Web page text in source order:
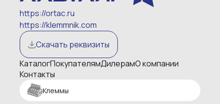
https://ortac.ru
https://klemmnik.com
Скачать реквизиты
КаталогПокупателямДилерамО компании
Контакты
Клеммы